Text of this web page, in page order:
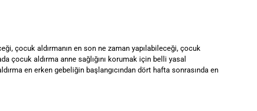
çocuk aldırmanın en son ne zaman yapılabileceği, çocuk
çocuk aldırma anne sağlığını korumak için belli yasal
en erken gebeliğin başlangıcından dört hafta sonrasında en